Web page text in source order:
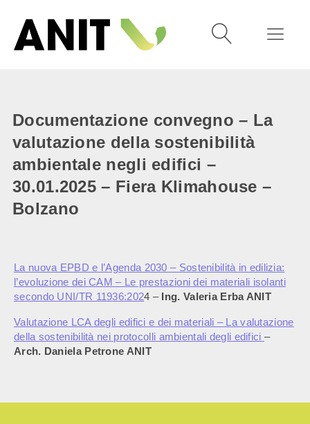
Documentazione convegno – La
valutazione della sostenibilità
ambientale negli edifici –
30.01.2025 – Fiera Klimahouse –
Bolzano
La nuova EPBD e l’Agenda 2030 – Sostenibilità in edilizia:
l’evoluzione dei CAM – Le prestazioni dei materiali isolanti
secondo UNI/TR 11936:2024 – Ing. Valeria Erba ANIT
Valutazione LCA degli edifici e dei materiali – La valutazione
della sostenibilità nei protocolli ambientali degli edifici –
Arch. Daniela Petrone ANIT